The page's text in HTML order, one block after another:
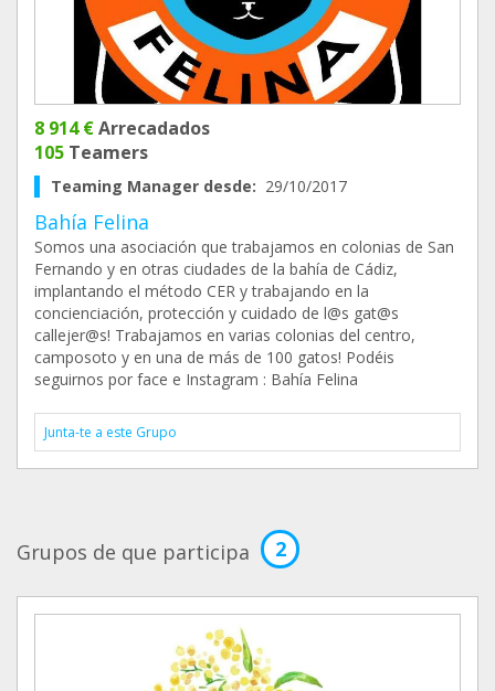
8 914 €Arrecadados
105 Teamers
Teaming Manager desde: 29/10/2017
Bahía Felina
Somos una asociación que trabajamos en colonias de San
Fernando y en otras ciudades de la bahía de Cádiz,
implantando el método CER y trabajando en la
concienciación, protección y cuidado de l@s gat@s
callejer@s! Trabajamos en varias colonias del centro,
camposoto y en una de más de 100 gatos! Podéis
seguirnos por face e Instagram : Bahía Felina
Junta-te a este Grupo
Grupos de que participa 2